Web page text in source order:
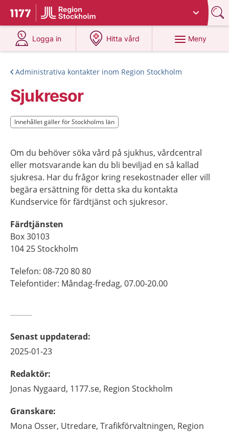
Till startsidan för 1177
Du har valt region
Logga in
på 1177.se
Hitta vård
på 1177.se
Meny
Administrativa kontakter inom Region Stockholm
Sjukresor
Innehållet gäller för Stockholms län
Innehållet gäller för Stockholms län
Om du behöver söka vård på sjukhus, vårdcentral
eller motsvarande kan du bli beviljad en så kallad
sjukresa. Har du frågor kring resekostnader eller vill
begära ersättning för detta ska du kontakta
Kundservice för färdtjänst och sjukresor.
Färdtjänsten
Box 30103
104 25 Stockholm
Telefon: 08-720 80 80
Telefontider: Måndag-fredag, 07.00-20.00
Senast uppdaterad:
2025-01-23
Redaktör:
Jonas Nygaard, 1177.se, Region Stockholm
Granskare:
Mona Osser, Utredare, Trafikförvaltningen, Region